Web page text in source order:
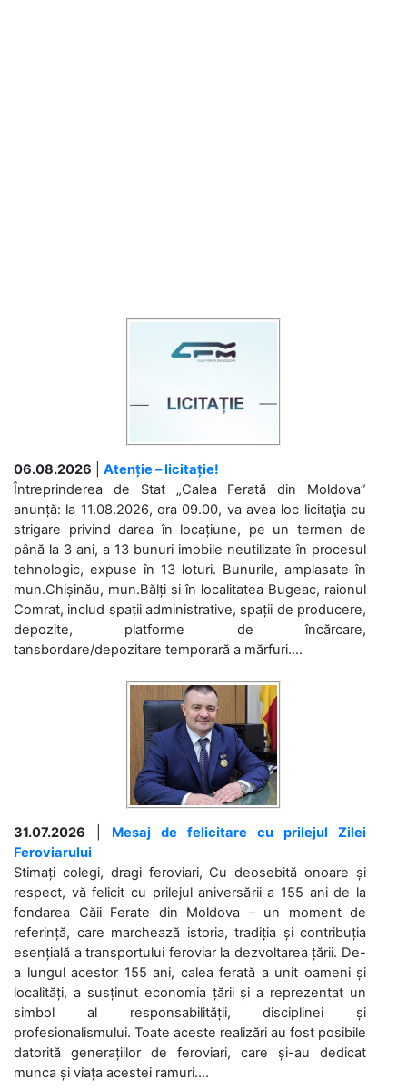
06.08.2026
Atenție – licitație!
Întreprinderea de Stat „Calea Ferată din Moldova”
anunță: la 11.08.2026, ora 09.00, va avea loc licitaţia cu
strigare privind darea în locațiune, pe un termen de
până la 3 ani, a 13 bunuri imobile neutilizate în procesul
tehnologic, expuse în 13 loturi. Bunurile, amplasate în
mun.Chișinău, mun.Bălți și în localitatea Bugeac, raionul
Comrat, includ spații administrative, spații de producere,
depozite, platforme de încărcare,
tansbordare/depozitare temporară a mărfuri....
31.07.2026
Mesaj de felicitare cu prilejul Zilei
Feroviarului
Stimați colegi, dragi feroviari, Cu deosebită onoare și
respect, vă felicit cu prilejul aniversării a 155 ani de la
fondarea Căii Ferate din Moldova – un moment de
referință, care marchează istoria, tradiția și contribuția
esențială a transportului feroviar la dezvoltarea țării. De-
a lungul acestor 155 ani, calea ferată a unit oameni și
localități, a susținut economia țării și a reprezentat un
simbol al responsabilității, disciplinei și
profesionalismului. Toate aceste realizări au fost posibile
datorită generațiilor de feroviari, care și-au dedicat
munca și viața acestei ramuri....